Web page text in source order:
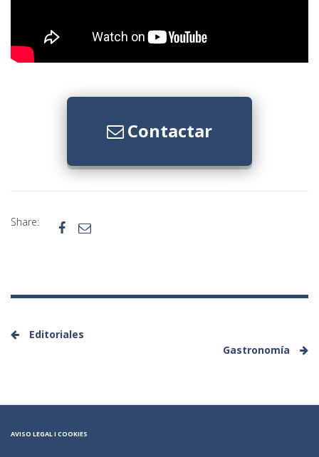
Contactar
Share:  
Editoriales
Gastronomía
AVISO LEGALI COOKIES